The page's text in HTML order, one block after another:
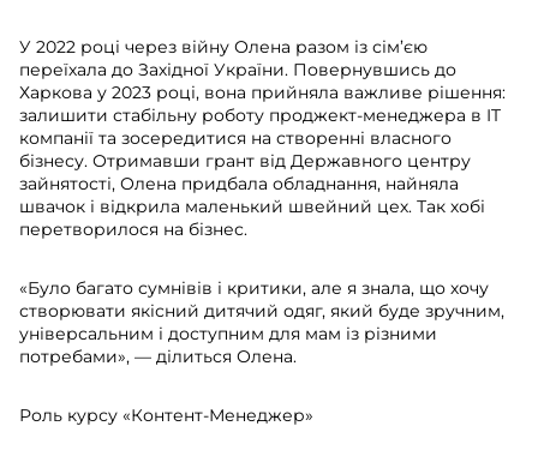
У 2022 році через війну Олена разом із сім’єю
переїхала до Західної України. Повернувшись до
Харкова у 2023 році, вона прийняла важливе рішення:
залишити стабільну роботу проджект-менеджера в IT
компанії та зосередитися на створенні власного
бізнесу. Отримавши грант від Державного центру
зайнятості, Олена придбала обладнання, найняла
швачок і відкрила маленький швейний цех. Так хобі
перетворилося на бізнес.
«Було багато сумнівів і критики, але я знала, що хочу
створювати якісний дитячий одяг, який буде зручним,
універсальним і доступним для мам із різними
потребами», — ділиться Олена.
Роль курсу «Контент-Менеджер»